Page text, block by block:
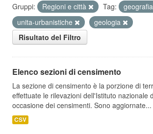
Gruppi:
Regioni e città Tag:
geografia
unita-urbanistiche
geologia
Risultato del Filtro
Elenco sezioni di censimento
La sezione di censimento è la porzione di
effettuate le rilevazioni dell'Istituto nazionale
occasione dei censimenti. Sono aggiornate...
CSV